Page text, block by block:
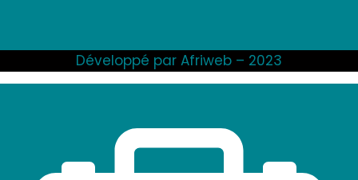
Développé par Afriweb – 2023